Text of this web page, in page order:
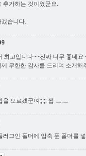
추가하는 것이였군요.
겠습니다.
최고입니다~~진짜 너무 좋네
께 무한한 감사를 드리며 소개
을 모르겠군여;;;;; 쩝 ㅡ.ㅡ
러그인 폴더에 압축 푼 폴더를